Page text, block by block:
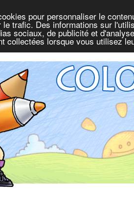
pour personnaliser le
trafic. Des informations sur
sociaux, de publicité et
collectées lorsque vous utilisez